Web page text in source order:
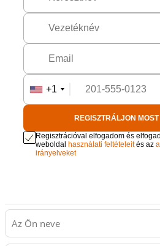
+1
REGISZTRÁLJON MOST
Regisztrációval elfogadom és
weboldal használati feltételeités az
irányelveket